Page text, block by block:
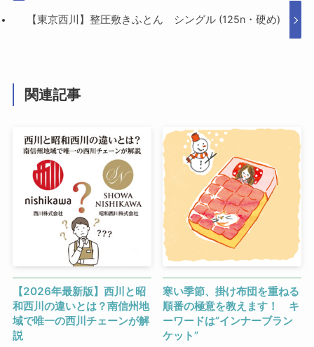
【東京西川】整圧敷きふとん シングル (125n・硬め)
関連記事
【2026年最新版】西川と昭
和西川の違いとは？南信州地
域で唯一の西川チェーンが解
説
寒い季節、掛け布団を重ねる
順番の極意を教えます！ キ
ーワードは”インナーブラン
ケット”